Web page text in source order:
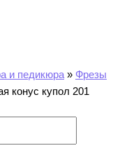
и педикюра» Фрезы
конус купол 201